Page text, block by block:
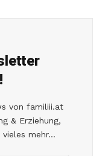
von familiii.at
& Erziehung,
mehr...